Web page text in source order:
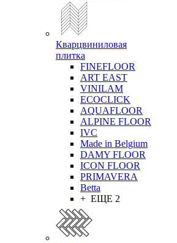
Кварцвиниловая
плитка
FINEFLOOR
ART EAST
VINILAM
ECOCLICK
AQUAFLOOR
ALPINE FLOOR
IVC
Made in Belgium
DAMY FLOOR
ICON FLOOR
PRIMAVERA
Betta
+ ЕЩЕ 2